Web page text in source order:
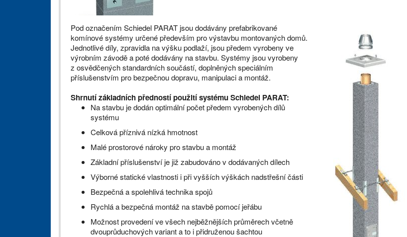
Pod označením Schiedel PARAT jsou dodávány prefabrikované
komínové systémy určené především pro výstavbu montovaných domů.
Jednotlivé díly, zpravidla na výšku podlaží, jsou předem vyrobeny ve
výrobním závodě a poté dodávány na stavbu. Systémy jsou vyrobeny
z osvědčených standardních součástí, doplněných speciálním
příslušenstvím pro bezpečnou dopravu, manipulaci a montáž.
Shrnutí základních předností použití systému Schiedel PARAT:
Na stavbu je dodán optimální počet předem vyrobených dílů
systému
Celková příznivá nízká hmotnost
Malé prostorové nároky pro stavbu a montáž
Základní příslušenství je již zabudováno v dodávaných dílech
Výborné statické vlastnosti i při vyšších výškách nadstřešní části
Bezpečná a spolehlivá technika spojů
Rychlá a bezpečná montáž na stavbě pomocí jeřábu
Možnost provedení ve všech nejběžnějších průměrech včetně
dvouprůduchových variant a to i přidruženou šachtou